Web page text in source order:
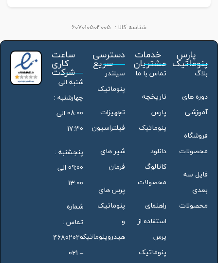
شناسه کالا : 607010504005
پارس
پنوماتیک
بلاگ
دوره های
آموزشی
فروشگاه
محصولات
فایل سه
بعدی
محصولات
خدمات
مشتریان
تماس با ما
تاریخچه
پارس
پنوماتیک
دانلود
کاتالوگ
محصولات
راهنمای
استفاده از
پرس
پنوماتیک
دسترسی
سریع
سیلندر
پنوماتیک
تجهیزات
فیلتراسیون
شیر های
فرمان
پرس های
پنوماتیک
و
هیدروپنوماتیک
ساعت
کاری
شرکت
شنبه الی
چهارشنبه :
08:00 الی
17:30
پنجشنبه :
09:00 الی
13:00
شماره
تماس :
46802020
– 021